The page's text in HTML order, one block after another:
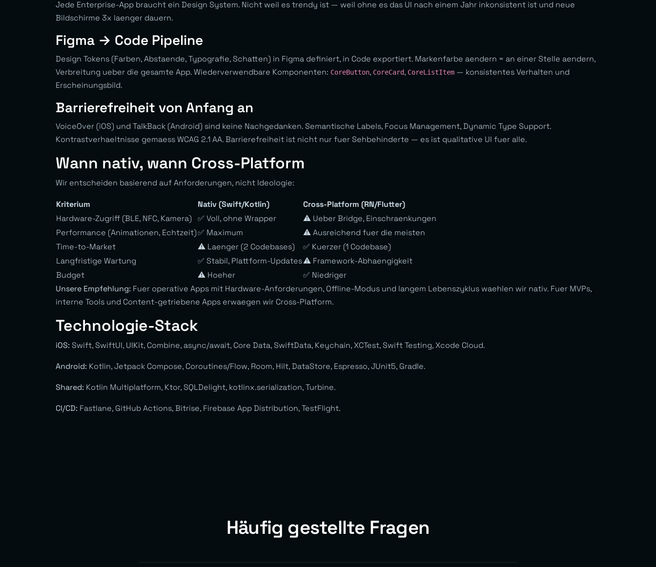
Jede Enterprise-App braucht ein Design System. Nicht weil es trendy ist — weil ohne es das UI nach einem Jahr inkonsistent ist und neue
Bildschirme 3x laenger dauern.
Figma → Code Pipeline
Design Tokens (Farben, Abstaende, Typografie, Schatten) in Figma definiert, in Code exportiert. Markenfarbe aendern = an einer Stelle aendern,
Verbreitung ueber die gesamte App. Wiederverwendbare Komponenten: CoreButton, CoreCard, CoreListItem — konsistentes Verhalten und
Erscheinungsbild.
Barrierefreiheit von Anfang an
VoiceOver (iOS) und TalkBack (Android) sind keine Nachgedanken. Semantische Labels, Focus Management, Dynamic Type Support.
Kontrastverhaeltnisse gemaess WCAG 2.1 AA. Barrierefreiheit ist nicht nur fuer Sehbehinderte — es ist qualitative UI fuer alle.
Wann nativ, wann Cross-Platform
Wir entscheiden basierend auf Anforderungen, nicht Ideologie:
Kriterium Nativ (Swift/Kotlin)
Cross-Platform (RN/Flutter)
Hardware-Zugriff (BLE, NFC, Kamera)
✅ Voll, ohne Wrapper
⚠️ Ueber Bridge, Einschraenkungen
Performance (Animationen, Echtzeit)✅ Maximum
⚠️ Ausreichend fuer die meisten
Time-to-Market
⚠️ Laenger (2 Codebases)
✅ Kuerzer (1 Codebase)
Langfristige Wartung
✅ Stabil, Plattform-Updates⚠️ Framework-Abhaengigkeit
Budget
⚠️ Hoeher
✅ Niedriger
Unsere Empfehlung: Fuer operative Apps mit Hardware-Anforderungen, Offline-Modus und langem Lebenszyklus waehlen wir nativ. Fuer MVPs,
interne Tools und Content-getriebene Apps erwaegen wir Cross-Platform.
Technologie-Stack
iOS: Swift, SwiftUI, UIKit, Combine, async/await, Core Data, SwiftData, Keychain, XCTest, Swift Testing, Xcode Cloud.
Android: Kotlin, Jetpack Compose, Coroutines/Flow, Room, Hilt, DataStore, Espresso, JUnit5, Gradle.
Shared: Kotlin Multiplatform, Ktor, SQLDelight, kotlinx.serialization, Turbine.
CI/CD: Fastlane, GitHub Actions, Bitrise, Firebase App Distribution, TestFlight.
Häufig gestellte Fragen